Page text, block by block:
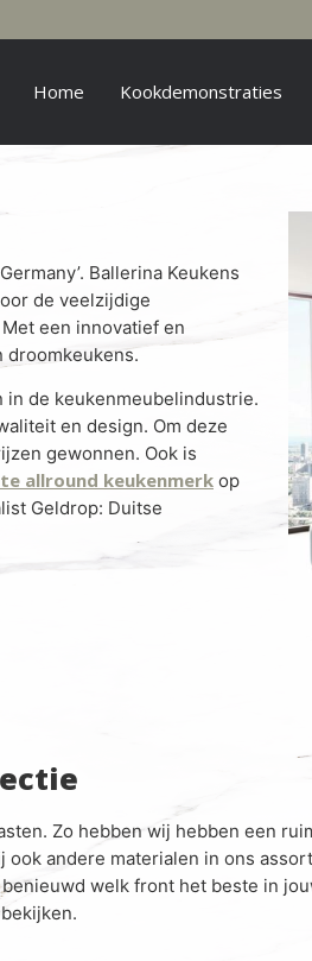
Home Kookdemonstraties
Ballerina Keukens
de veelzijdige
een innovatief en
in de keukenmeubelindustrie.
en design. Om deze
gewonnen. Ook is
allround keukenmerk op
Geldrop: Duitse
Zo hebben wij hebben een
andere materialen in ons
welk front het beste in